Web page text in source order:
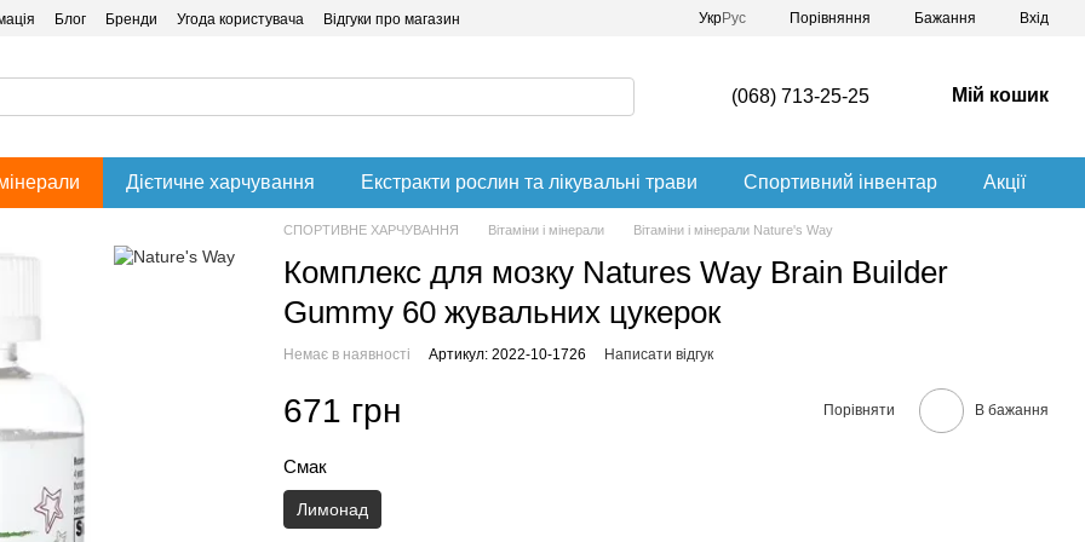
Блог Бренди Угода користувача Відгуки про магазин УкрРус Порівняння Бажання Вхід
(068) 713-25-25 Мій кошик
Дієтичне харчування Екстракти рослин та лікувальні трави Спортивний інвентар Акції
СПОРТИВНЕ ХАРЧУВАННЯ Вітаміни і мінерали Вітаміни і мінерали Nature's Way
Комплекс для мозку Natures Way Brain Builder
Gummy 60 жувальних цукерок
Немає в наявності Артикул: 2022-10-1726 Написати відгук
671 грн Порівняти В бажання
Смак
Лимонад